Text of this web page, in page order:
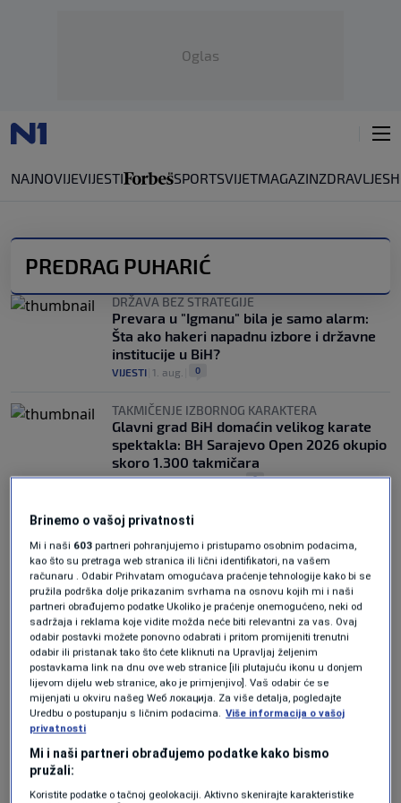
Oglas
NAJNOVIJEVIJESTI SPORTSVIJETMAGAZINZDRAVLJE
PREDRAG PUHARIĆ
DRŽAVA BEZ STRATEGIJE
Prevara u "Igmanu" bila je samo alarm:
Šta ako hakeri napadnu izbore i državne
institucije u BiH?
VIJESTI 1. aug. 0
TAKMIČENJE IZBORNOG KARAKTERA
Glavni grad BiH domaćin velikog karate
spektakla: BH Sarajevo Open 2026 okupio
skoro 1.300 takmičara
OSTALI SPORTOVI|20. apr.| 0
ODLUČILO JE GV
VIJESTI | 16. jul.| 0
Oglas
Brinemo o vašoj privatnosti
Mi i naši 603 partneri pohranjujemo i pristupamo osobnim podacima,
kao što su pretraga web stranica ili lični identifikatori, na vašem
računaru . Odabir Prihvatam omogućava praćenje tehnologije kako bi se
pružila podrška dolje prikazanim svrhama na osnovu kojih mi i naši
partneri obrađujemo podatke Ukoliko je praćenje onemogućeno, neki od
sadržaja i reklama koje vidite možda neće biti relevantni za vas. Ovaj
odabir postavki možete ponovno odabrati i pritom promijeniti trenutni
odabir ili pristanak tako što ćete kliknuti na Upravljaj željenim
postavkama link na dnu ove web stranice [ili plutajuću ikonu u donjem
lijevom dijelu web stranice, ako je primjenjivo]. Vaš odabir će se
mijenjati u okviru našeg Wеб локација. Za više detalja, pogledajte
Uredbu o postupanju s ličnim podacima. Više informacija o vašoj
privatnosti
Mi i naši partneri obrađujemo podatke kako bismo
pružali:
Koristite podatke o tačnoj geolokaciji. Aktivno skenirajte karakteristike